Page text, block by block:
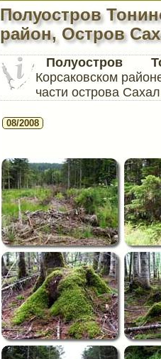
Полуостров
район, Остров
Полуостров
Корсаковском
части острова
08/2008